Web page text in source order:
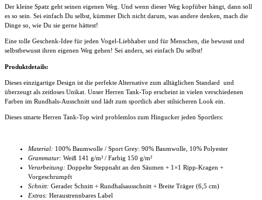
Der kleine Spatz geht seinen eigenen Weg. Und wenn dieser Weg kopfüber hängt, dann soll
es so sein. Sei einfach Du selbst, kümmer Dich nicht darum, was andere denken, mach die
Dinge so, wie Du sie gerne hättest!
Eine tolle Geschenk-Idee für jeden Vogel-Liebhaber und für Menschen, die bewusst und
selbstbewusst ihren eigenen Weg gehen! Sei anders, sei einfach Du selbst!
Produktdetails:
Dieses einzigartige Design ist die perfekte Alternative zum alltäglichen Standard und
überzeugt als zeitloses Unikat. Unser Herren Tank-Top erscheint in vielen verschiedenen
Farben im Rundhals-Ausschnitt und lädt zum sportlich aber stilsicheren Look ein.
Dieses smarte Herren Tank-Top wird problemlos zum Hingucker jeden Sportlers:
Material: 100% Baumwolle / Sport Grey: 90% Baumwolle, 10% Polyester
Grammatur: Weiß 141 g/m² / Farbig 150 g/m²
Verarbeitung: Doppelte Steppnaht an den Säumen + 1×1 Ripp-Kragen +
Vorgeschrumpft
Schnitt: Gerader Schnitt + Rundhalsausschnitt + Breite Träger (6,5 cm)
Extras: Heraustrennbares Label